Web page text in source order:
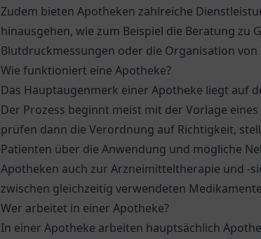
Zudem bieten Apotheken zahlreiche
hinausgehen, wie zum Beispiel die Beratung
Blutdruckmessungen oder die Organisation
Wie funktioniert eine Apotheke?
Das Hauptaugenmerk einer Apotheke liegt auf
Der Prozess beginnt meist mit der Vorlage
prüfen dann die Verordnung auf Richtigkeit,
Patienten über die Anwendung und mögliche
Apotheken auch zur Arzneimitteltherapie und -
zwischen gleichzeitig verwendeten
Wer arbeitet in einer Apotheke?
In einer Apotheke arbeiten hauptsächlich